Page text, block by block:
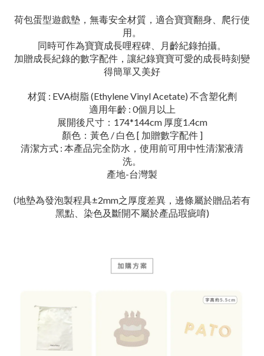
荷包蛋型遊戲墊，無毒安全材質，適合寶寶翻身、爬行使
用。
同時可作為寶寶成長哩程碑 、月齡紀錄拍攝。
加贈成長紀錄的數字配件，讓紀錄寶寶可愛的成長時刻變
得簡單又美好
材質 : EVA樹脂 (Ethylene Vinyl Acetate) 不含塑化劑
適用年齡 : 0個月以上
展開後尺寸：174*144cm 厚度1.4cm
顏色：黃色 / 白色 [ 加贈數字配件 ]
清潔方式 : 本產品完全防水，使用前可用中性清潔液清
洗。
產地-台灣製
(地墊為發泡製程具±2mm之厚度差異，邊條屬於贈品若有
黑點、染色及斷開不屬於產品瑕疵唷)